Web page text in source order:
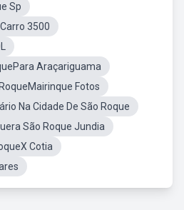
Sp
3500
Araçariguama
Fotos
Na Cidade De São Roque
São Roque Jundia
Cotia